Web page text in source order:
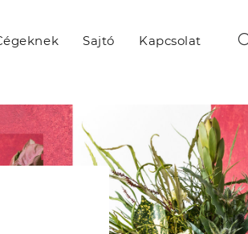
Sajtó Kapcsolat